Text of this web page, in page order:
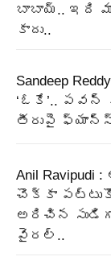
బాబాయ్.. ఇది
కాదు..
Sandeep
‘ఓకే’.. పవన్
తీరుపై
Anil
చొక్కా
అరిచిన
వైరల్..